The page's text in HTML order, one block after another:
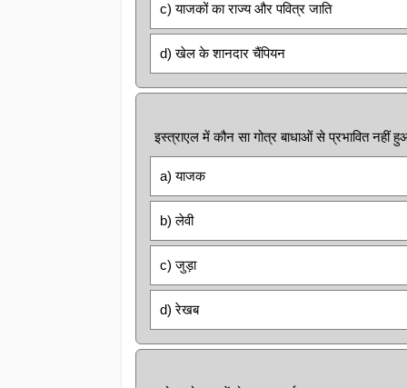
c) याजकों का राज्य और पवित्र जाति
d) खेल के शानदार चैंपियन
इस्त्राएल में कौन सा गोत्र बाधाओं से प्रभावित नहीं
a) याजक
b) लेवी
c) जुड़ा
d) रेखब